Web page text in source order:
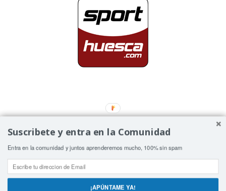
Utilizamos cookies para ofrecerte la mejor experiencia en
nuestra web.
Puedes aprender más sobre qué cookies utilizamos o
desactivarlas en los ajustes.
Suscribete y entra en la Comunidad
Entra en la comunidad y juntos aprenderemos mucho, 100% sin spam
¡APÚNTAME YA!